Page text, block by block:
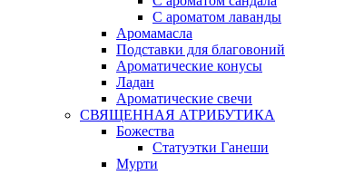
С ароматом лаванды
Аромамасла
Подставки для благовоний
Ароматические конусы
Ладан
Ароматические свечи
СВЯЩЕННАЯ АТРИБУТИКА
Божества
Статуэтки Ганеши
Мурти